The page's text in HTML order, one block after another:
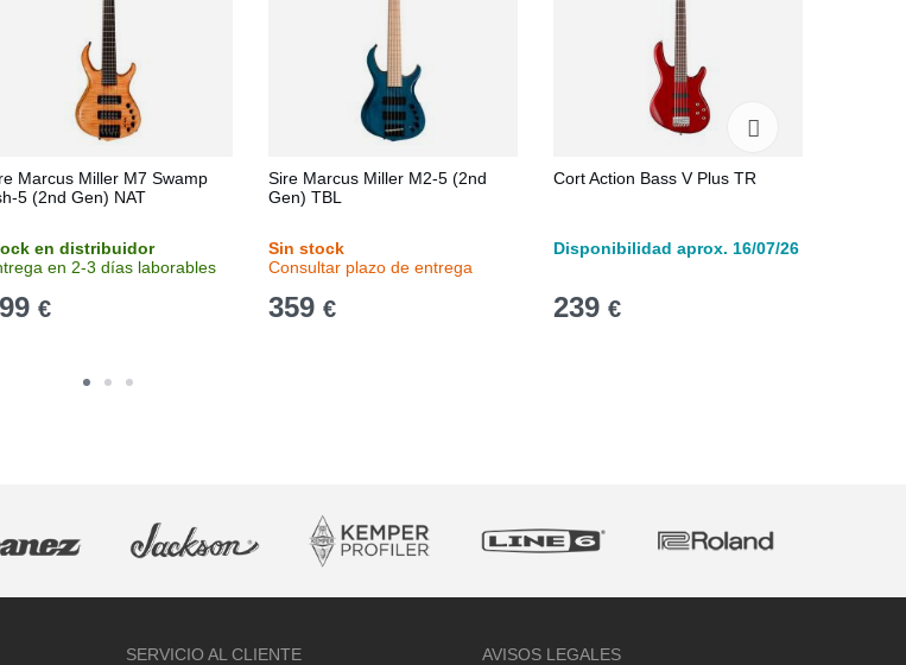
Marcus Miller M7 Swamp
5 (2nd Gen) NAT
en distribuidor
en 2-3 días laborables
€
Sire Marcus Miller M2-5 (2nd
Gen) TBL
Sin stock
Consultar plazo de entrega
359 €
Cort Action Bass V Plus TR
Disponibilidad aprox. 16/07/26
239 €
SERVICIO AL CLIENTE AVISOS LEGALES